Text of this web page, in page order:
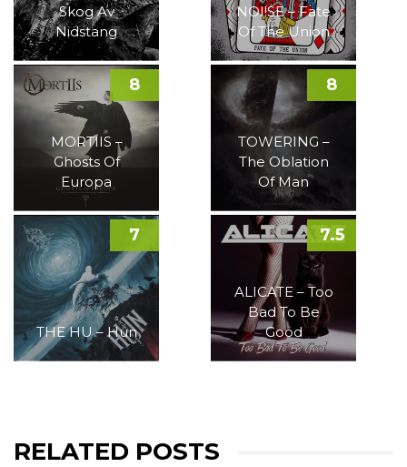
Skog Av
Nidstang
NOI!SE – Fate
Of The Union
MORTIIS –
Ghosts Of
Europa
8
TOWERING –
The Oblation
Of Man
8
THE HU – Hun
7
ALICATE – Too
Bad To Be
Good
7.5
RELATED POSTS